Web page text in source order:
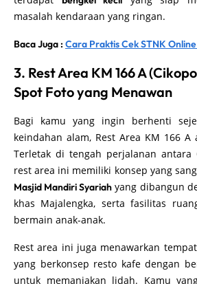
masalah kendaraan yang ringan.
Baca Juga : Cara Praktis Cek STNK
3. Rest Area KM 166 A
Spot Foto yang Menawan
Bagi kamu yang ingin berhenti
keindahan alam, Rest Area KM 166
Terletak di tengah perjalanan antara
rest area ini memiliki konsep yang
Masjid Mandiri Syariah yang dibangun
khas Majalengka, serta fasilitas
bermain anak-anak.
Rest area ini juga menawarkan
yang berkonsep resto kafe dengan
untuk memanjakan lidah. Kamu